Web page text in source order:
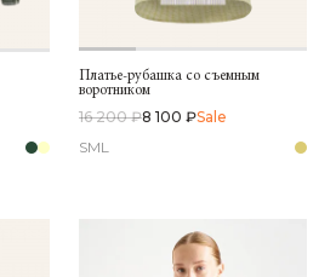
Платье-рубашка со съемным
воротником
16 200 ₽8 100 ₽Sale
SML